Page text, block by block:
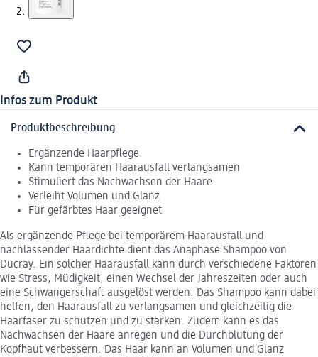
Infos zum Produkt
Produktbeschreibung
Ergänzende Haarpflege
Kann temporären Haarausfall verlangsamen
Stimuliert das Nachwachsen der Haare
Verleiht Volumen und Glanz
Für gefärbtes Haar geeignet
Als ergänzende Pflege bei temporärem Haarausfall und
nachlassender Haardichte dient das Anaphase Shampoo von
Ducray. Ein solcher Haarausfall kann durch verschiedene Faktoren
wie Stress, Müdigkeit, einen Wechsel der Jahreszeiten oder auch
eine Schwangerschaft ausgelöst werden. Das Shampoo kann dabei
helfen, den Haarausfall zu verlangsamen und gleichzeitig die
Haarfaser zu schützen und zu stärken. Zudem kann es das
Nachwachsen der Haare anregen und die Durchblutung der
Kopfhaut verbessern. Das Haar kann an Volumen und Glanz